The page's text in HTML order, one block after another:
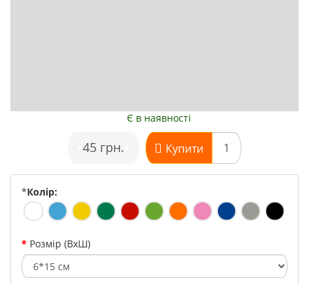
Є в наявності
45 грн. Купити
*Колір:
Розмір (ВхШ)